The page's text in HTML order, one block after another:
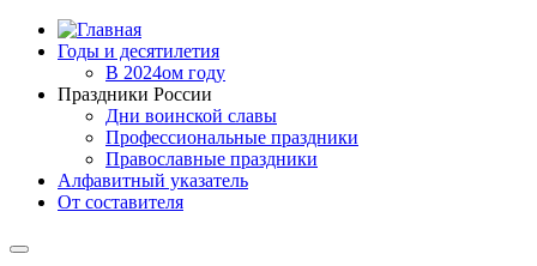
Годы и десятилетия
В 2024ом году
Праздники России
Дни воинской славы
Профессиональные праздники
Православные праздники
Алфавитный указатель
От составителя